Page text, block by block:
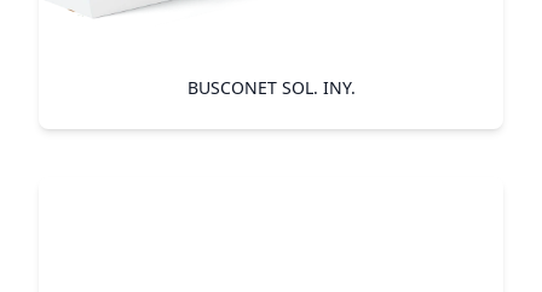
BUSCONET SOL. INY.